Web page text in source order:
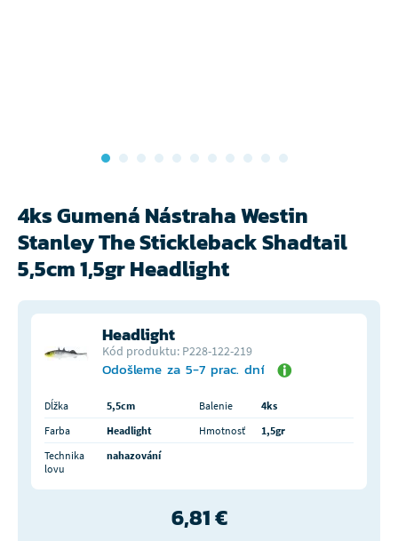
4ks Gumená Nástraha Westin
Stanley The Stickleback Shadtail
5,5cm 1,5gr Headlight
Headlight
Kód produktu: P228-122-219
Odošleme za 5-7 prac. dní
Dĺžka 5,5cm Balenie
4ks
Farba
Headlight Hmotnosť
1,5gr
Technika
lovu
nahazování
6,81 €